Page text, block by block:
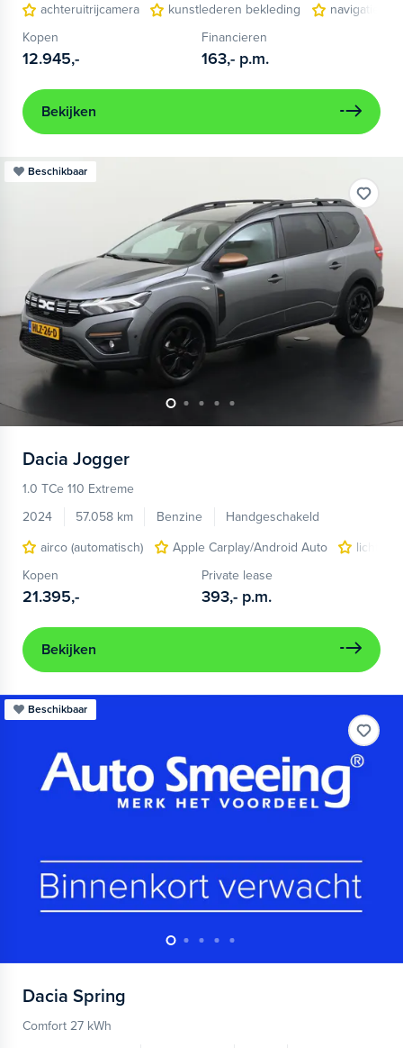
achteruitrijcamera
kunstlederen bekleding
Kopen
12.945,-
Financieren
163,- p.m.
Bekijken
Beschikbaar
Dacia Jogger
1.0 TCe 110 Extreme
2024
57.058 km Benzine
Handgeschakeld
airco (automatisch)
Apple Carplay/Android Auto
Kopen
21.395,-
Private lease
393,- p.m.
Bekijken
Beschikbaar
Dacia Spring
Comfort 27 kWh